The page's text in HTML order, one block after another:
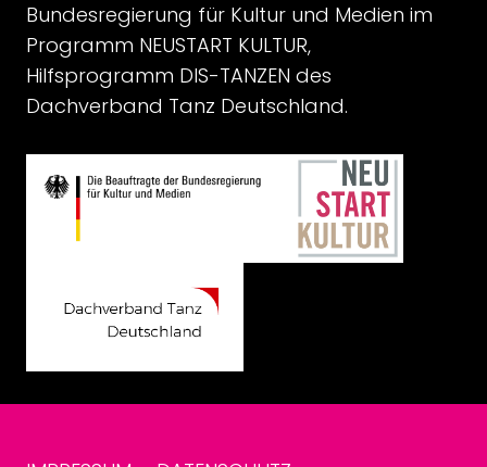
Bundesregierung für Kultur und Medien im
Programm NEUSTART KULTUR,
Hilfsprogramm DIS-TANZEN des
Dachverband Tanz Deutschland.